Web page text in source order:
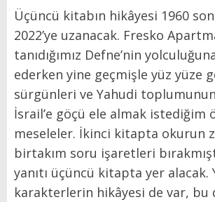
Üçüncü kitabın hikâyesi 1960
2022’ye uzanacak. Fresko
tanıdığımız Defne’nin
ederken yine geçmişle yüz yüze
sürgünleri ve Yahudi
İsrail’e göçü ele almak istediğim
meseleler. İkinci kitapta okurun
birtakım soru işaretleri
yanıtı üçüncü kitapta yer alacak.
karakterlerin hikâyesi de var, bu